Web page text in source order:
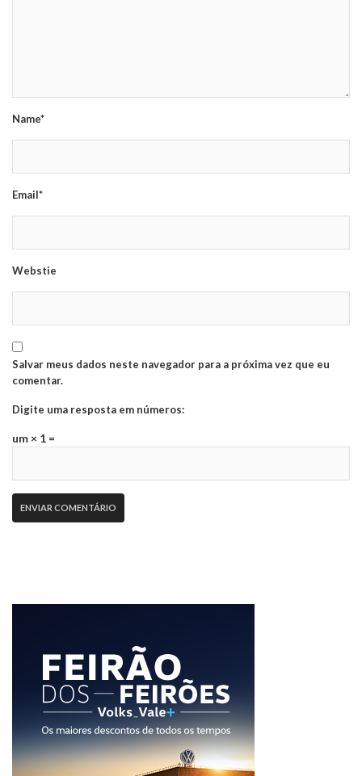
Name*
Email*
Webstie
Salvar meus dados neste navegador para a próxima vez que eu
comentar.
Digite uma resposta em números:
um × 1 =